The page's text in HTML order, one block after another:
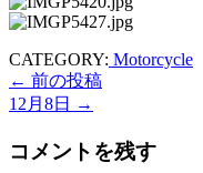
CATEGORY: Motorcycle
← 前の投稿
12月8日
→
コメントを残す